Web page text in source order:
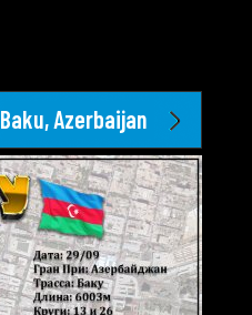
Baku, Azerbaijan